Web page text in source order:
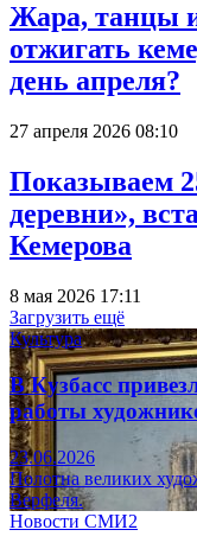
Жара, танцы
отжигать
день апреля?
27 апреля 2026 08:10
Показываем
деревни»,
Кемерова
8 мая 2026 17:11
Загрузить ещё
Культура
В Кузбасс
работы
23.06.2026
Полотна великих
Верфеля.
Новости СМИ2